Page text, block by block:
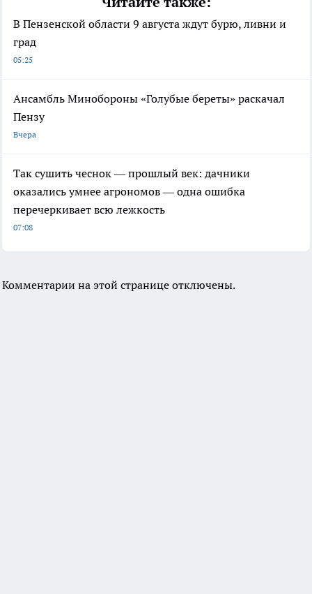
В Пензенской области 9 августа ждут бурю, ливни и
град
05:25
Ансамбль Минобороны «Голубые береты» раскачал
Пензу
Вчера
Так сушить чеснок — прошлый век: дачники
оказались умнее агрономов — одна ошибка
перечеркивает всю лежкость
07:08
Комментарии на этой странице отключены.